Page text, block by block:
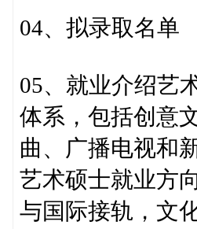
04、拟录取名单
05、就业介绍艺
体系，包括创意
曲、广播电视和
艺术硕士就业方
与国际接轨，文